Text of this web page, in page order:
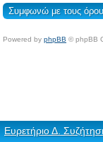
Powered by phpBB © phpBB
Ευρετήριο Δ.